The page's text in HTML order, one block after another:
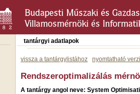
tantárgyi adatlapok
vissza a tantárgylistához nyomtatható
Rendszeroptimalizálás
A tantárgy angol neve: System